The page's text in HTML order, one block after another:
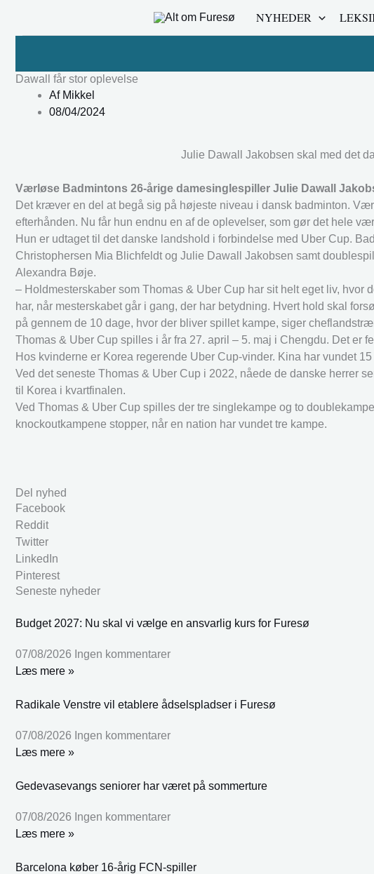
NYHEDER
Dawall får stor oplevelse
AfMikkel
08/04/2024
Julie Dawall Jakobsen skal med det
Værløse Badmintons 26-årige damesinglespiller Julie Dawall
Det kræver en del at begå sig på højeste niveau i dansk badminton.
efterhånden. Nu får hun endnu en af de oplevelser, som gør det hele
Hun er udtaget til det danske landshold i forbindelse med Uber Cup.
Christophersen Mia Blichfeldt og Julie Dawall Jakobsen samt
Alexandra Bøje.
– Holdmesterskaber som Thomas & Uber Cup har sit helt eget liv,
har, når mesterskabet går i gang, der har betydning. Hvert hold skal
på gennem de 10 dage, hvor der bliver spillet kampe, siger
Thomas & Uber Cup spilles i år fra 27. april – 5. maj i Chengdu. Det er
Hos kvinderne er Korea regerende Uber Cup-vinder. Kina har vundet
Ved det seneste Thomas & Uber Cup i 2022, nåede de danske herrer
til Korea i kvartfinalen.
Ved Thomas & Uber Cup spilles der tre singlekampe og to
knockoutkampene stopper, når en nation har vundet tre kampe.
Del nyhed
Facebook
Reddit
Twitter
LinkedIn
Pinterest
Seneste nyheder
Budget 2027: Nu skal vi vælge en ansvarlig kurs for Furesø
07/08/2026 Ingen kommentarer
Læs mere »
Radikale Venstre vil etablere ådselspladser i Furesø
07/08/2026 Ingen kommentarer
Læs mere »
Gedevasevangs seniorer har været på sommerture
07/08/2026 Ingen kommentarer
Læs mere »
Barcelona køber 16-årig FCN-spiller